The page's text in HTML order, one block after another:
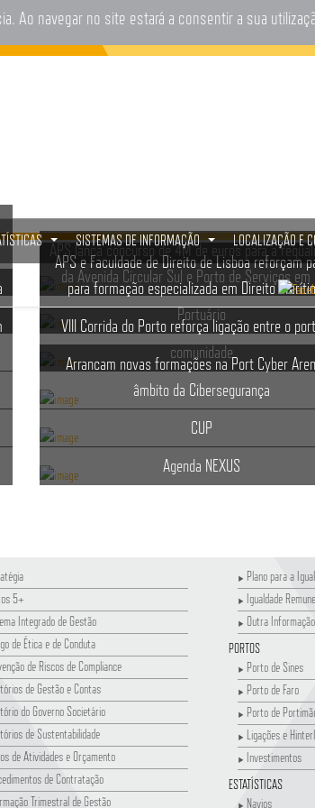
Ao navegar no site estará a consentir a sua
...
SISTEMAS DE INFORMAÇÃO
...
LOCALIZAÇÃO E
APS lança concurso de 4M de euros para a
da Avenida Circular Sul e Porto de Serviços em
APS e Faculdade de Direito de Lisboa reforçam
para formação especializada em Direito
Portuário
VIII Corrida do Porto reforça ligação entre o
comunidade
Arrancam novas formações na Port Cyber
âmbito da Cibersegurança
CUP
Agenda NEXUS
5+
Integrado de Gestão
de Ética e de Conduta
de Riscos de Compliance
de Gestão e Contas
do Governo Societário
de Sustentabilidade
de Atividades e Orçamento
de Contratação
Trimestral de Gestão
Plano para a
Igualdade
Outra Informação
PORTOS
Porto de Sines
Porto de Faro
Porto de
Ligações e
Investimentos
ESTATÍSTICAS
Navios